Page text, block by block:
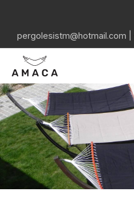
pergolesistm@hotmail.com